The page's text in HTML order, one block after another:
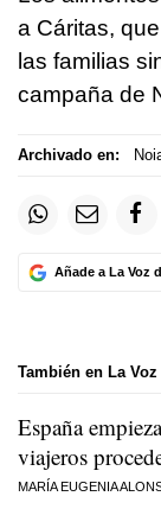
a Cáritas,
las familias
campaña de
Archivado en:
Añade a La Voz
También en La Voz
España
viajeros
MARÍA EUGENIA